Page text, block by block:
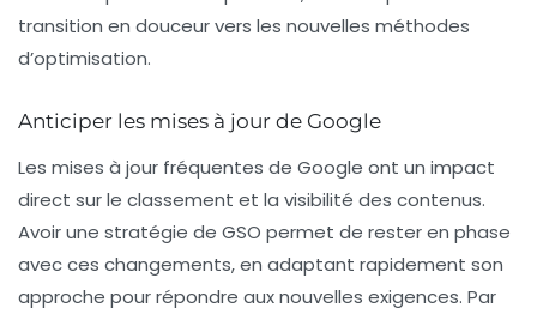
transition en douceur vers les nouvelles méthodes
d’optimisation.
Anticiper les mises à jour de Google
Les mises à jour fréquentes de Google ont un impact
direct sur le classement et la visibilité des contenus.
Avoir une stratégie de GSO permet de rester en phase
avec ces changements, en adaptant rapidement son
approche pour répondre aux nouvelles exigences. Par